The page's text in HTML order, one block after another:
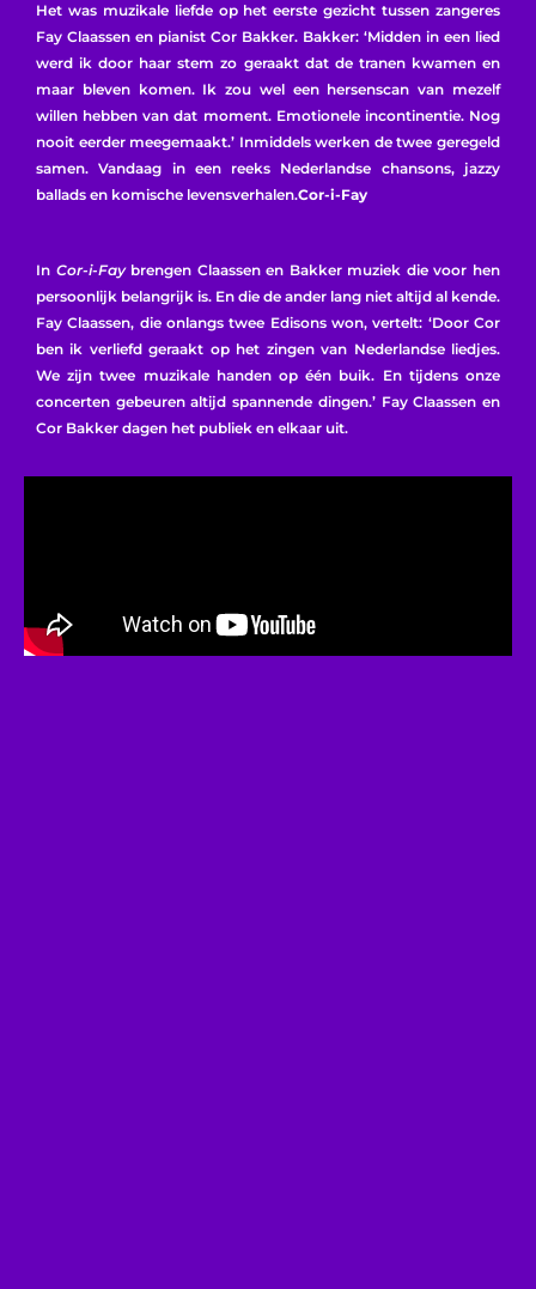
Het was muzikale liefde op het eerste gezicht tussen zangeres
Fay Claassen en pianist Cor Bakker. Bakker: ‘Midden in een lied
werd ik door haar stem zo geraakt dat de tranen kwamen en
maar bleven komen. Ik zou wel een hersenscan van mezelf
willen hebben van dat moment. Emotionele incontinentie. Nog
nooit eerder meegemaakt.’ Inmiddels werken de twee geregeld
samen. Vandaag in een reeks Nederlandse chansons, jazzy
ballads en komische levensverhalen.Cor-i-Fay
In Cor-i-Faybrengen Claassen en Bakker muziek die voor hen
persoonlijk belangrijk is. En die de ander lang niet altijd al kende.
Fay Claassen, die onlangs twee Edisons won, vertelt: ‘Door Cor
ben ik verliefd geraakt op het zingen van Nederlandse liedjes.
We zijn twee muzikale handen op één buik. En tijdens onze
concerten gebeuren altijd spannende dingen.’ Fay Claassen en
Cor Bakker dagen het publiek en elkaar uit.